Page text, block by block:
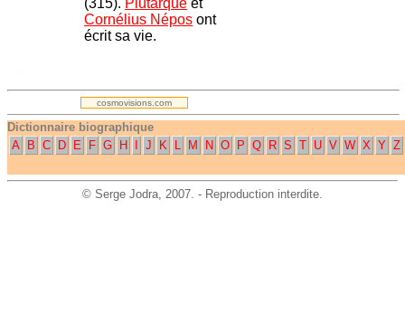
(315). Plutarque et
Cornélius Népos ont
écrit sa vie.
.
cosmovisions.com
Dictionnaire biographique
A
B C D E F G H J K L M N O P Q R S T U V W X Y Z
© Serge Jodra, 2007. - Reproduction interdite.